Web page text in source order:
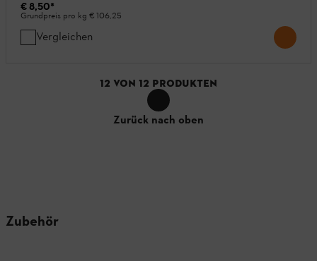
€ 8,50*
Grundpreis pro kg € 106,25
Vergleichen
12 VON 12 PRODUKTEN
Zurück nach oben
Zubehör